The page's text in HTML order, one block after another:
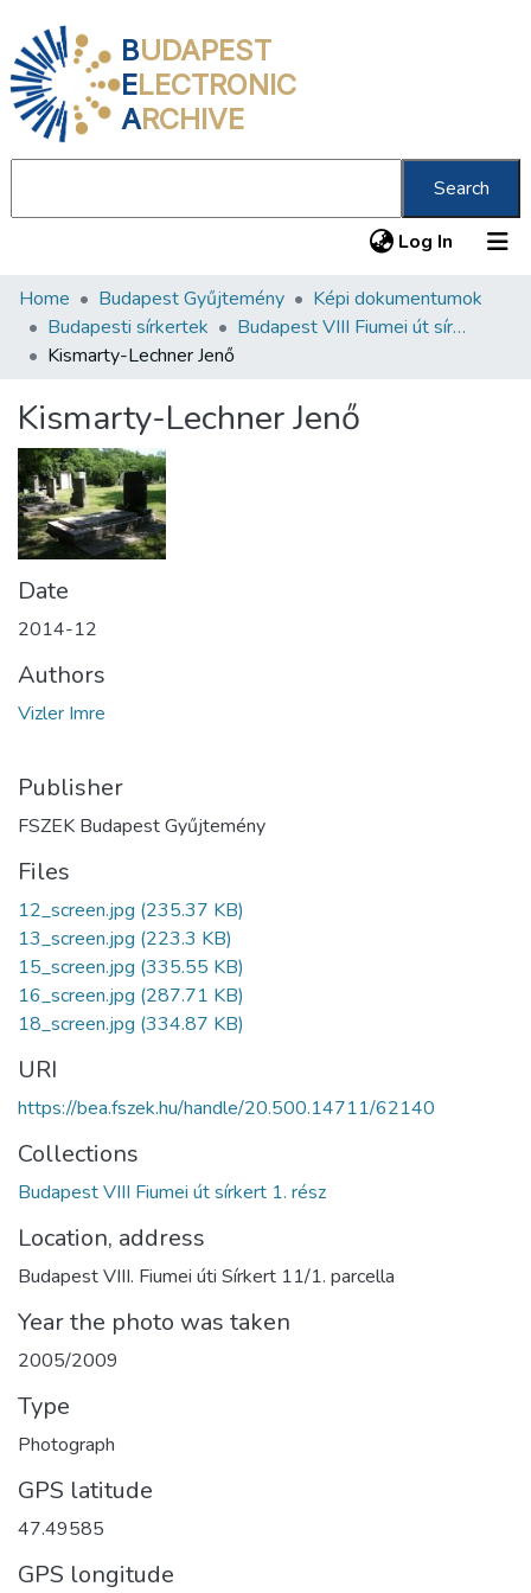
BUDAPEST
ELECTRONIC
ARCHIVE
Search
Log In (current)
Communities & Collections
All of DSpace
About us
Home Budapest Gyűjtemény
Képi dokumentumok
Budapesti sírkertek
Budapest VIII Fiumei út sírkert 1. rész
Kismarty-Lechner Jenő
Kismarty-Lechner Jenő
Date
2014-12
Authors
Vizler Imre
Publisher
FSZEK Budapest Gyűjtemény
Files
12_screen.jpg (235.37 KB)
13_screen.jpg (223.3 KB)
15_screen.jpg (335.55 KB)
16_screen.jpg (287.71 KB)
18_screen.jpg (334.87 KB)
URI
https://bea.fszek.hu/handle/20.500.14711/62140
Collections
Budapest VIII Fiumei út sírkert 1. rész
Location, address
Budapest VIII. Fiumei úti Sírkert 11/1. parcella
Year the photo was taken
2005/2009
Type
Photograph
GPS latitude
47.49585
GPS longitude